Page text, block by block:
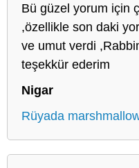
Bü güzel yorum için
,özellikle son daki
ve umut verdi
teşekkür ederim
Nigar
Rüyada